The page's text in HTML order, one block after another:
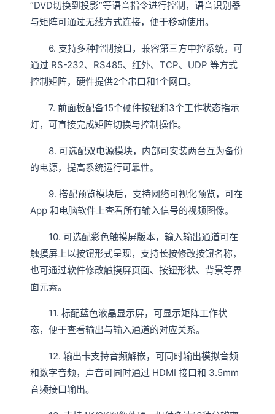
“DVD切换到投影”等语音指令进行控制，语音识别器
与矩阵可通过无线方式连接，便于移动使用。
6. 支持多种控制接口，兼容第三方中控系统，可
通过 RS-232、RS485、红外、TCP、UDP 等方式
控制矩阵，硬件提供2个串口和1个网口。
7. 前面板配备15个硬件按钮和3个工作状态指示
灯，可直接完成矩阵切换与控制操作。
8. 可选配双电源模块，内部可安装两台互为备份
的电源，提高系统运行可靠性。
9. 搭配预览模块后，支持网络可视化预览，可在
App 和电脑软件上查看所有输入信号的视频图像。
10. 可选配彩色触摸屏版本，输入输出通道可在
触摸屏上以按钮形式呈现，支持长按修改按钮名称，
也可通过软件修改触摸屏页面、按钮形状、背景等界
面元素。
11. 标配蓝色液晶显示屏，可显示矩阵工作状
态，便于查看输出与输入通道的对应关系。
12. 输出卡支持音频解嵌，可同时输出模拟音频
和数字音频，声音可同时通过 HDMI 接口和 3.5mm
音频接口输出。